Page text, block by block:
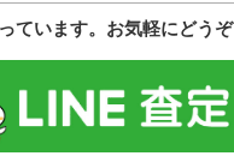
ています。お気軽にどうぞ